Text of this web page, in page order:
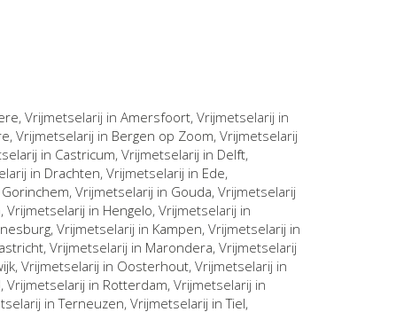
, Vrijmetselarij in Amersfoort, Vrijmetselarij in
, Vrijmetselarij in Bergen op Zoom, Vrijmetselarij
in Castricum, Vrijmetselarij in Delft,
in Drachten, Vrijmetselarij in Ede,
Gorinchem, Vrijmetselarij in Gouda, Vrijmetselarij
, Vrijmetselarij in Hengelo, Vrijmetselarij in
, Vrijmetselarij in Kampen, Vrijmetselarij in
, Vrijmetselarij in Marondera, Vrijmetselarij
, Vrijmetselarij in Oosterhout, Vrijmetselarij in
, Vrijmetselarij in Rotterdam, Vrijmetselarij in
inTerneuzen, Vrijmetselarij inTiel,